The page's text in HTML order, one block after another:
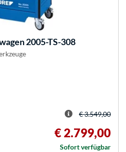
2005-TS-308
€ 3.549,00
€ 2.799,00
Sofort verfügbar